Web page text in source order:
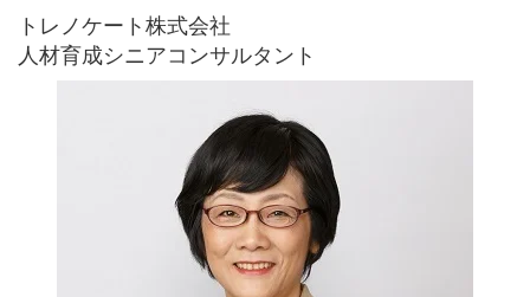
トレノケート株式会社
人材育成シニアコンサルタント